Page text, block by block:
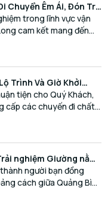
Chuyển Êm Ái, Đón Trả
trong lĩnh vực vận
cam kết mang đến
di chuyển trọn vẹn,
Trình Và Giờ Khởi
tiện cho Quý Khách,
cấp các chuyến đi chất
linh hoạt mỗi ngày.
nghiệm Giường nằm
người bạn đồng
cách giữa Quảng Bình
vụ chuẩn mực.